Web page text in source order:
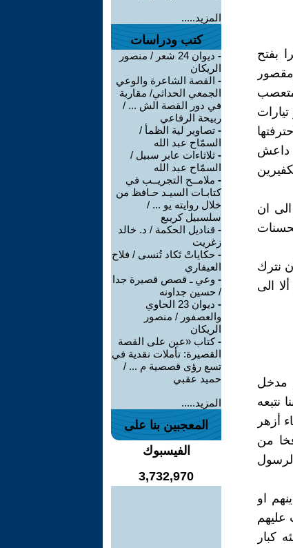
بفتح
داعش
ان
نترك
الى
مدخل
نتبعه
أزهر
من
او
عليهم
كبار
المزيد.....
كتب ودراسات
-
ديوان 24 شعر / منصور
الريكان
- القصة الشاعرة والوعي
الجمعي الحداثي/ مقاربة
في دور القصة الش ... /
ربيحة الرفاعي
- تصاوير لية الظمأ /
السمّاح عبد الله
- ثلاثاءات عابر سبيل /
السمّاح عبد الله
- ملامــح التجريــب في
كتابـات السيـد حـافظ من
خلال روايته يو ... /
سلسبيل كريبع
- قناديل الحكمة / د. خالد
زغريت
- حكاياتْ تَكاد تُنسى / فلاح
العيفاري
- وعي ـ قصص قصيرة جدا
/ حسين جداونه
-
ديوان 23 الحاوي
والعصفور / منصور
الريكان
-كتاب «عين على القصة
القصيرة: تأملات نقدية في
تسع رؤى قصصية م ... /
حميد عقبي
المزيد.....
المعجبين بنا على
الفيسبوك
3,732,970